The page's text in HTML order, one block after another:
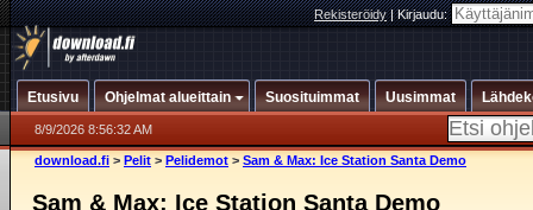
Rekisteröidy|Kirjaudu:
Etusivu Ohjelmat alueittain Suosituimmat Uusimmat
8/9/2026 8:56:32 AM
download.fi > Pelit > Pelidemot > Sam & Max: Ice Station Santa Demo
Sam & Max: Ice Station Santa Demo